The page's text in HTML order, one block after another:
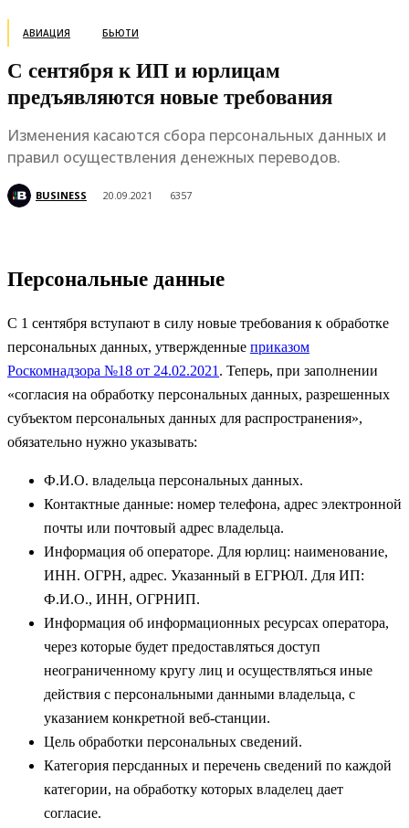
АВИАЦИЯ БЬЮТИ
С сентября к ИП и юрлицам
предъявляются новые требования
Изменения касаются сбора персональных данных и
правил осуществления денежных переводов.
BUSINESS 20.09.2021 6357
Персональные данные
С 1 сентября вступают в силу новые требования к обработке
персональных данных, утвержденные приказом
Роскомнадзора №18 от 24.02.2021 . Теперь, при заполнении
«согласия на обработку персональных данных, разрешенных
субъектом персональных данных для распространения»,
обязательно нужно указывать:
Ф.И.О. владельца персональных данных.
Контактные данные: номер телефона, адрес электронной
почты или почтовый адрес владельца.
Информация об операторе. Для юрлиц: наименование,
ИНН. ОГРН, адрес. Указанный в ЕГРЮЛ. Для ИП:
Ф.И.О., ИНН, ОГРНИП.
Информация об информационных ресурсах оператора,
через которые будет предоставляться доступ
неограниченному кругу лиц и осуществляться иные
действия с персональными данными владельца, с
указанием конкретной веб-станции.
Цель обработки персональных сведений.
Категория персданных и перечень сведений по каждой
категории, на обработку которых владелец дает
согласие.